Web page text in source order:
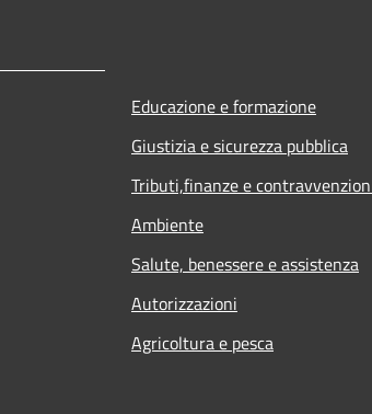
Educazione e formazione
Giustizia e sicurezza pubblica
Tributi,finanze e
Ambiente
Salute, benessere e assistenza
Autorizzazioni
Agricoltura e pesca